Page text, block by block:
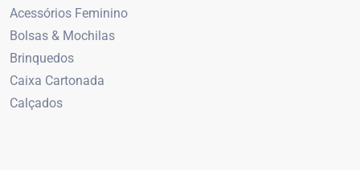
Acessórios Feminino
Bolsas & Mochilas
Brinquedos
Caixa Cartonada
Calçados